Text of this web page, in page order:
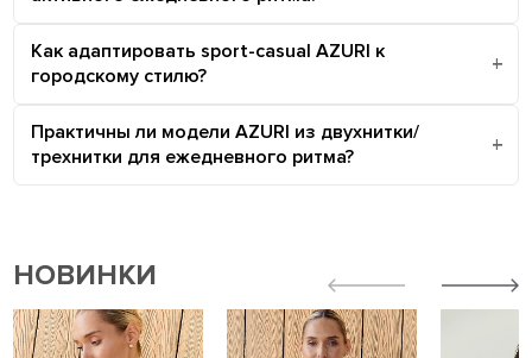
Как адаптировать sport-casual AZURI к
городскому стилю?
Практичны ли модели AZURI из двухнитки/
трехнитки для ежедневного ритма?
НОВИНКИ